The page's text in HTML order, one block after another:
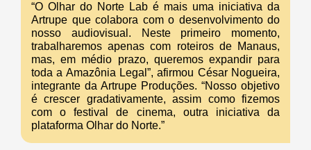
“O Olhar do Norte Lab é mais uma iniciativa da
Artrupe que colabora com o desenvolvimento do
nosso audiovisual. Neste primeiro momento,
trabalharemos apenas com roteiros de Manaus,
mas, em médio prazo, queremos expandir para
toda a Amazônia Legal”, afirmou César Nogueira,
integrante da Artrupe Produções. “Nosso objetivo
é crescer gradativamente, assim como fizemos
com o festival de cinema, outra iniciativa da
plataforma Olhar do Norte.”